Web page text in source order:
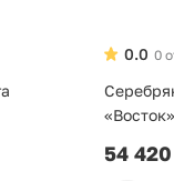
0
0.0
«Восток»
54